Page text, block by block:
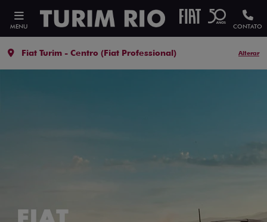
MENU CONTATO
Fiat Turim - Centro (Fiat Professional) Alterar